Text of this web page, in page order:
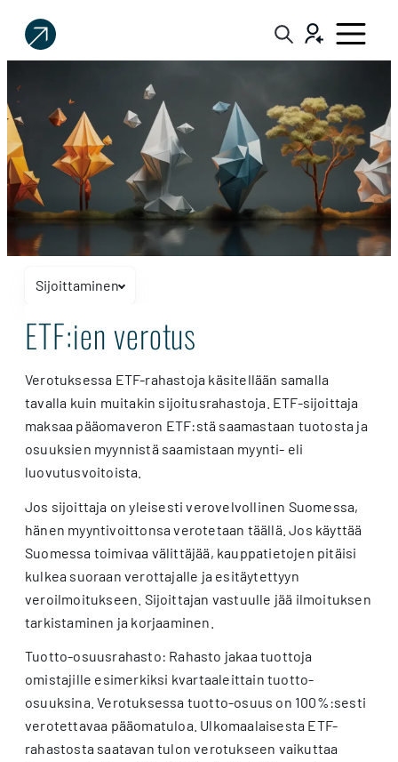
Sijoittaja.fi
Tee
Sijoittaminen
Näytä tai piilota navigaatio
ETF:ien
verotus
ETF:ien verotus
Verotuksessa ETF-rahastoja käsitellään samalla
tavalla kuin muitakin sijoitusrahastoja. ETF-sijoittaja
maksaa pääomaveron ETF:stä saamastaan tuotosta ja
osuuksien myynnistä saamistaan myynti- eli
luovutusvoitoista.
Jos sijoittaja on yleisesti verovelvollinen Suomessa,
hänen myyntivoittonsa verotetaan täällä. Jos käyttää
Suomessa toimivaa välittäjää, kauppatietojen pitäisi
kulkea suoraan verottajalle ja esitäytettyyn
veroilmoitukseen. Sijoittajan vastuulle jää ilmoituksen
tarkistaminen ja korjaaminen.
Tuotto-osuusrahasto: Rahasto jakaa tuottoja
omistajille esimerkiksi kvartaaleittain tuotto-
osuuksina. Verotuksessa tuotto-osuus on 100%:sesti
verotettavaa pääomatuloa. Ulkomaalaisesta ETF-
rahastosta saatavan tulon verotukseen vaikuttaa